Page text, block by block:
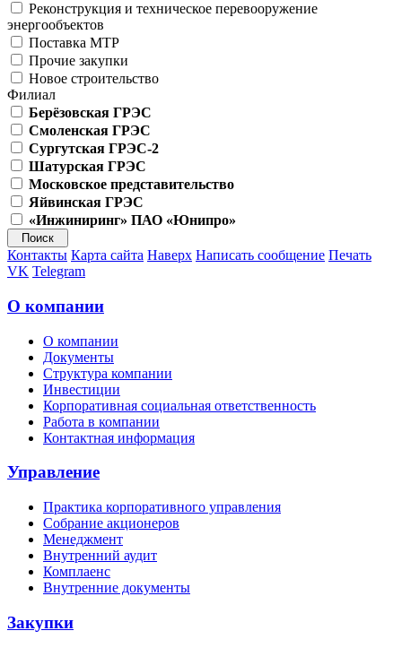
Реконструкция и техническое перевооружение
энергообъектов
Поставка МТР
Прочие закупки
Новое строительство
Филиал
Берёзовская ГРЭС
Смоленская ГРЭС
Сургутская ГРЭС-2
Шатурская ГРЭС
Московское представительство
Яйвинская ГРЭС
«Инжиниринг» ПАО «Юнипро»
Контакты Карта сайта Наверх Написать сообщение Печать
VK Telegram
О компании
О компании
Документы
Структура компании
Инвестиции
Корпоративная социальная ответственность
Работа в компании
Контактная информация
Управление
Практика корпоративного управления
Собрание акционеров
Менеджмент
Внутренний аудит
Комплаенс
Внутренние документы
Закупки